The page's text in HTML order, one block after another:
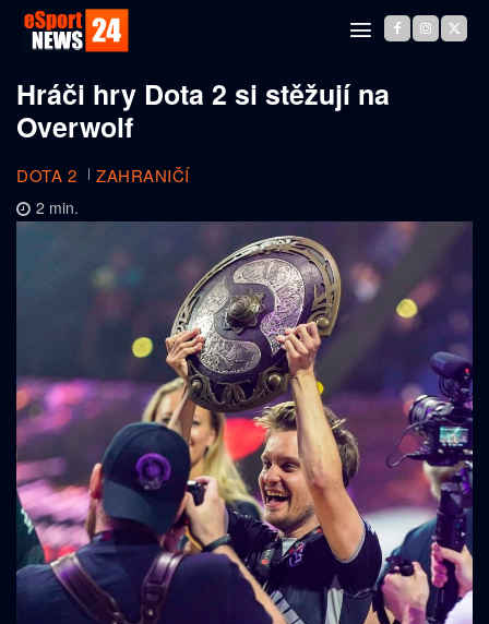
Hráči hry Dota 2 si stěžují na
Overwolf
DOTA 2 ZAHRANIČÍ
2 min.